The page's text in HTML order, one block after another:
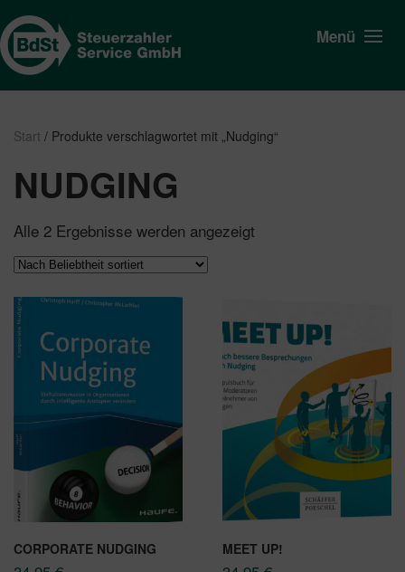
Menü
Start / Produkte verschlagwortet mit „Nudging“
NUDGING
Alle 2 Ergebnisse werden angezeigt
CORPORATE NUDGING MEET UP!